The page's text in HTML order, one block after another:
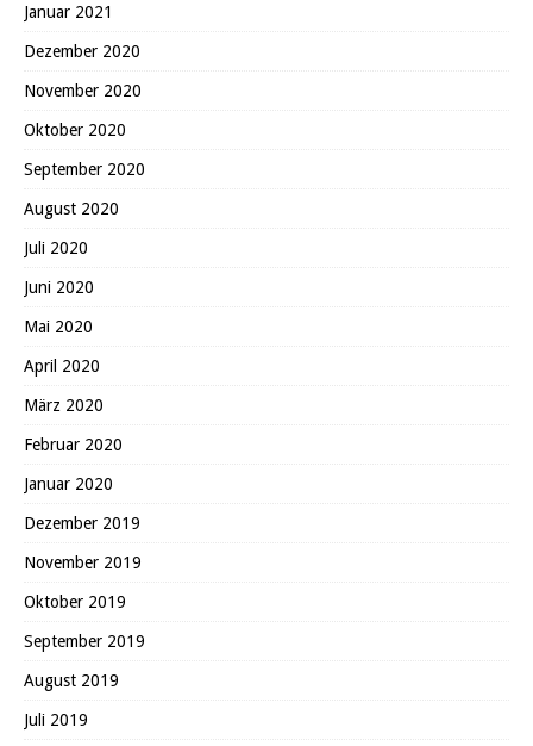
Januar 2021
Dezember 2020
November 2020
Oktober 2020
September 2020
August 2020
Juli 2020
Juni 2020
Mai 2020
April 2020
März 2020
Februar 2020
Januar 2020
Dezember 2019
November 2019
Oktober 2019
September 2019
August 2019
Juli 2019